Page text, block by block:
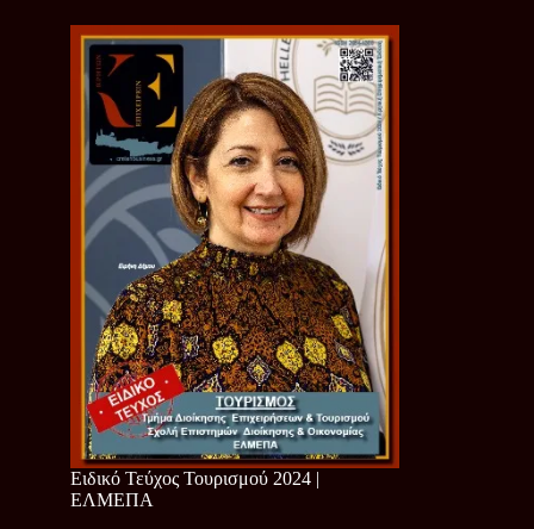
Ειδικό Τεύχος Τουρισμού 2024 |
ΕΛΜΕΠΑ